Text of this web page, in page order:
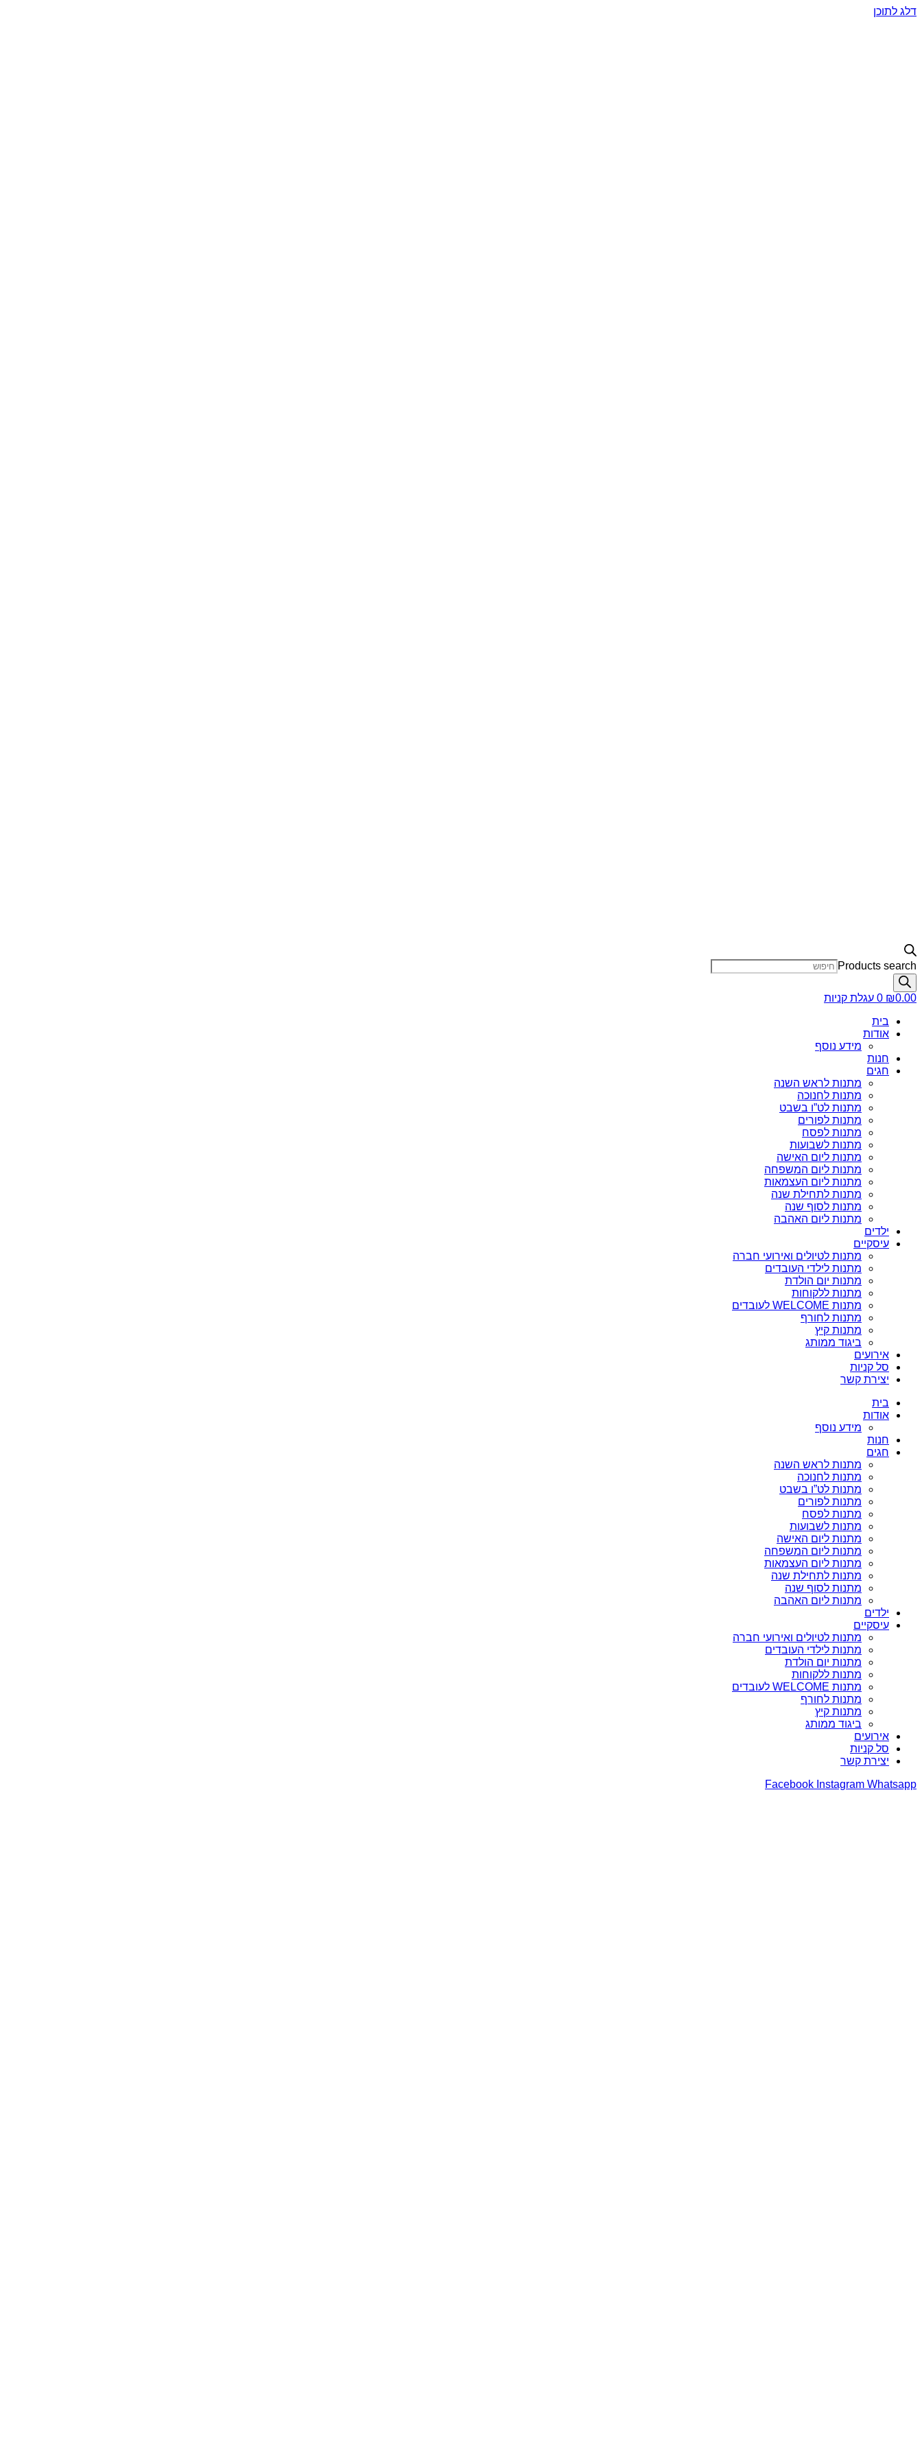
דלג לתוכן
Products search
₪0.00
0 עגלת קניות
בית
אודות
מידע נוסף
חנות
חגים
מתנות לראש השנה
מתנות לחנוכה
מתנות לט”ו בשבט
מתנות לפורים
מתנות לפסח
מתנות לשבועות
מתנות ליום האישה
מתנות ליום המשפחה
מתנות ליום העצמאות
מתנות לתחילת שנה
מתנות לסוף שנה
מתנות ליום האהבה
ילדים
עיסקיים
מתנות לטיולים ואירועי חברה
מתנות לילדי העובדים
מתנות יום הולדת
מתנות ללקוחות
מתנות WELCOME לעובדים
מתנות לחורף
מתנות קיץ
ביגוד ממותג
אירועים
סל קניות
יצירת קשר
בית
אודות
מידע נוסף
חנות
חגים
מתנות לראש השנה
מתנות לחנוכה
מתנות לט”ו בשבט
מתנות לפורים
מתנות לפסח
מתנות לשבועות
מתנות ליום האישה
מתנות ליום המשפחה
מתנות ליום העצמאות
מתנות לתחילת שנה
מתנות לסוף שנה
מתנות ליום האהבה
ילדים
עיסקיים
מתנות לטיולים ואירועי חברה
מתנות לילדי העובדים
מתנות יום הולדת
מתנות ללקוחות
מתנות WELCOME לעובדים
מתנות לחורף
מתנות קיץ
ביגוד ממותג
אירועים
סל קניות
יצירת קשר
Facebook Instagram Whatsapp